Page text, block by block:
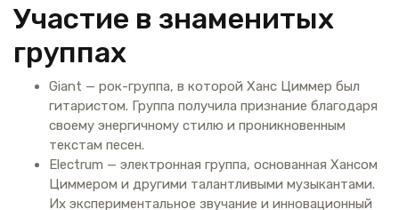
Участие в знаменитых
группах
Giant — рок-группа, в которой Ханс Циммер был
гитаристом. Группа получила признание благодаря
своему энергичному стилю и проникновенным
текстам песен.
Electrum — электронная группа, основанная Хансом
Циммером и другими талантливыми музыкантами.
Их экспериментальное звучание и инновационный